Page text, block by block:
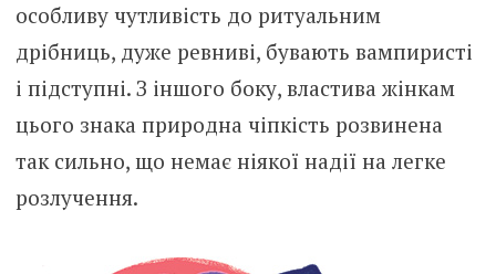
особливу чутливість до ритуальним
дрібниць, дуже ревниві, бувають вампиристі
і підступні. З іншого боку, властива жінкам
цього знака природна чіпкість розвинена
так сильно, що немає ніякої надії на легке
розлучення.